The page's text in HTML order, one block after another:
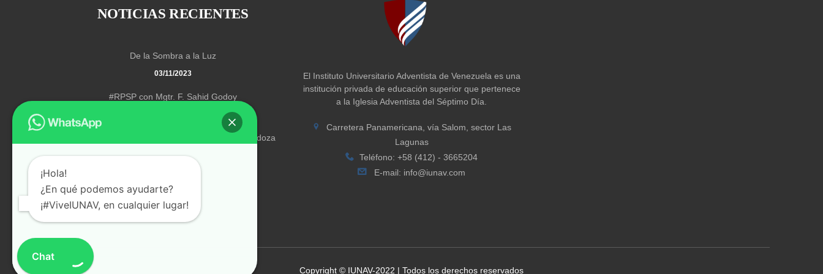
NOTICIAS RECIENTES
De la Sombra a la Luz
03/11/2023
#RPSP con Mgtr. F. Sahid Godoy
“Transformados en Cristo” con el Pr. Johan Mendoza
03/11/2023
El Instituto Universitario Adventista de Venezuela es una
institución privada de educación superior que pertenece
a la Iglesia Adventista del Séptimo Día.
Carretera Panamericana, vía Salom, sector Las
Lagunas
Teléfono: +58 (412) - 3665204
E-mail: info@iunav.com
Copyright © IUNAV-2022 | Todos los derechos reservados
¡Hola!
¿En qué podemos ayudarte?
¡#ViveIUNAV, en cualquier lugar!
Chat